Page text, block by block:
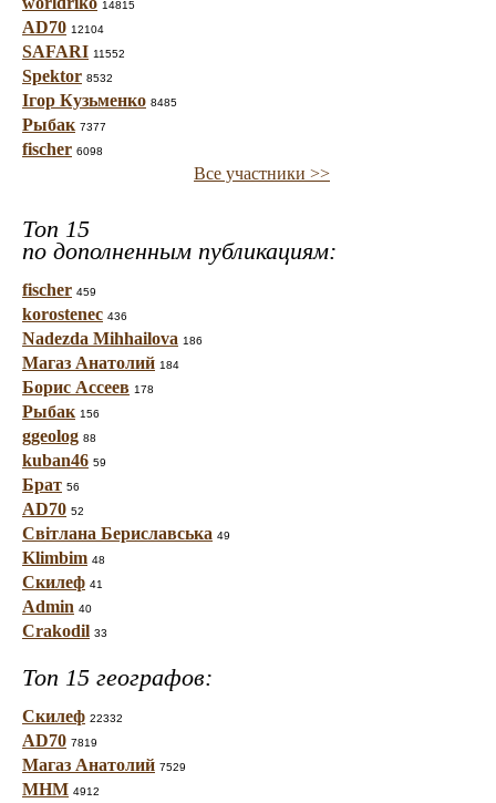
14815
AD70 12104
SAFARI 11552
Spektor 8532
Ігор Кузьменко 8485
Рыбак 7377
fischer 6098
Все участники >>
Топ 15
по дополненным публикациям:
fischer 459
korostenec 436
Nadezda Mihhailova 186
Магаз Анатолий 184
Борис Ассеев 178
Рыбак 156
ggeolog 88
kuban46 59
Брат 56
AD70 52
Світлана Бериславська 49
Klimbim 48
Скилеф 41
Admin 40
Crakodil 33
Топ 15 географов:
Скилеф 22332
AD70 7819
Магаз Анатолий 7529
МНМ 4912